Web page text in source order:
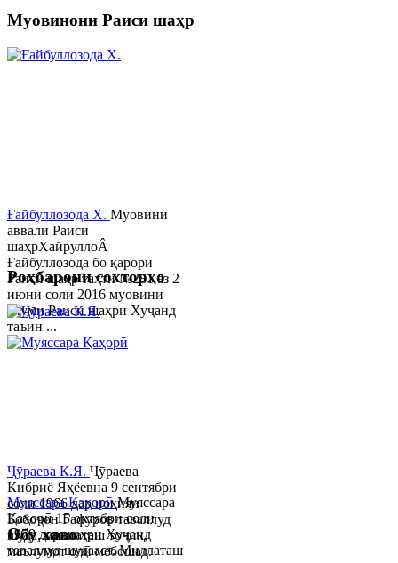
Муовинони Раиси шаҳр
Ғайбуллозода Х. Муовини
аввали Раиси
шаҳрХайруллоÂ
Ғайбуллозода бо қарори
Раиси шаҳр таҳти №281 аз 2
июни соли 2016 муовини
якуми Раиси шаҳри Хуҷанд
таъин ...
Муяссара ҚаҳорӣМуяссара
Қаҳорӣ 15 октябри соли
1979 дар шаҳри Хуҷанд
таваллуд шудааст. Миллаташ
Роҳбарони сохторҳо
Ҷӯраева К.Я. Ҷӯраева
Кибриё Яҳёевна 9 сентябри
соли 1966 дар ноҳияи
Бобоҷон Ғафуров таваллуд
шуда, миллаташ тоҷик,
маълумот олӣ мебошад.
Обу хаво